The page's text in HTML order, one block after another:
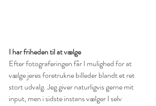
I har friheden til at vælge
Efter fotograferingen får I mulighed for at
vælge jeres foretrukne billeder blandt et ret
stort udvalg. Jeg giver naturligvis gerne mit
input, men i sidste instans vælger I selv